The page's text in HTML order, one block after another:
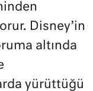
Disney’in
altında
yürüttüğü